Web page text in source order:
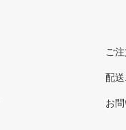
ご
配
お